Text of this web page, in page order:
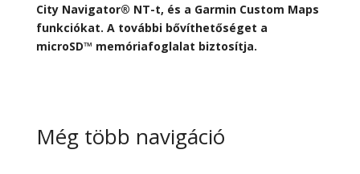
City Navigator® NT-t, és a Garmin Custom Maps
funkciókat. A további bővíthetőséget a
microSD™ memóriafoglalat biztosítja.
Még több navigáció